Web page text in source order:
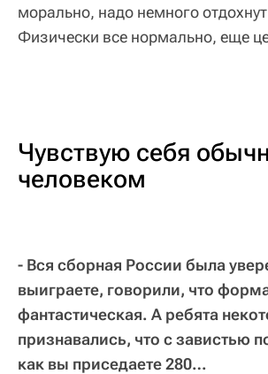
морально, надо немного
Физически все нормально, еще
Чувствую себя
человеком
- Вся сборная России была
выиграете, говорили, что
фантастическая. А ребята
признавались, что с завистью
как вы приседаете 280…